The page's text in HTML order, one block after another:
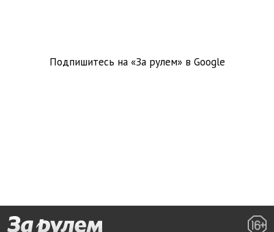
Подпишитесь на «За рулем» в Google